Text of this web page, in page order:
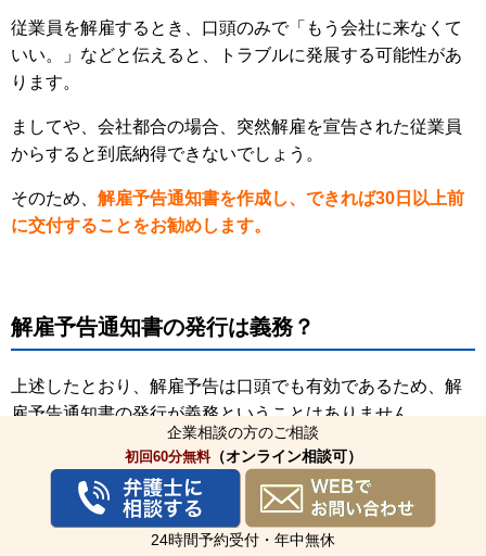
従業員を解雇するとき、口頭のみで「もう会社に来なくて
いい。」などと伝えると、トラブルに発展する可能性があ
ります。
ましてや、会社都合の場合、突然解雇を宣告された従業員
からすると到底納得できないでしょう。
そのため、 解雇予告通知書を作成し、できれば30日以上前
に交付することをお勧めします。
解雇予告通知書の発行は義務？
上述したとおり、解雇予告は口頭でも有効であるため、解
雇予告通知書の発行が義務ということはありません。
解雇理由を記載した「解雇理由証明書」について
は、従業員から交付を求められた場合は、これを交付する
義務があります。
企業相談の方のご相談
初回60分無料（オンライン相談可）
24時間予約受付・年中無休